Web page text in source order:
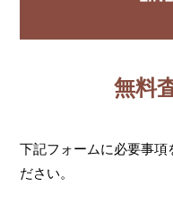
無料
下記フォームに必要事項
ださい。